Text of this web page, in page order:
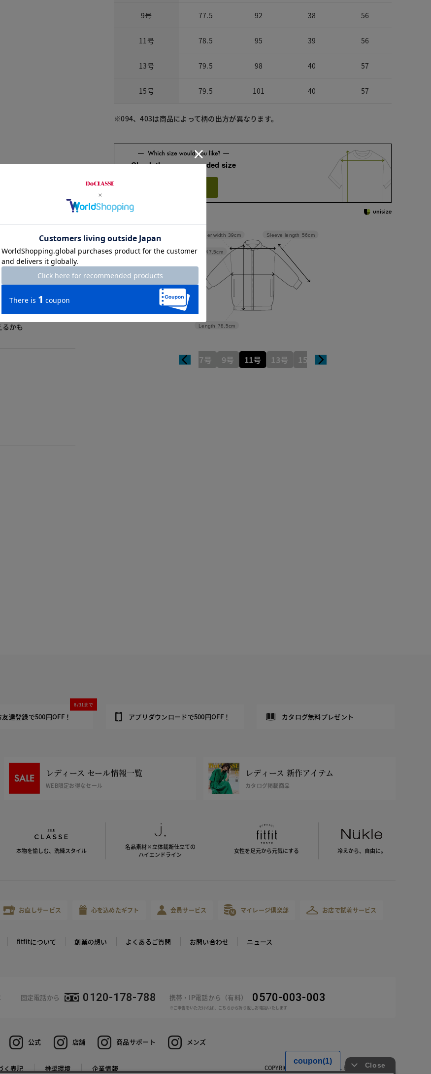
かも
9号 77.5 92 38 56
11号 78.5 95 39 56
13号 79.5 98 40 57
15号 79.5 101 40 57
※094、403は商品によって柄の出方が異なります。
Check the recommended size
Sleeve length 56cm
Length 78.5cm
Width 47.5cm
Shoulder width 39cm
7号 9号 11号 13号 15号
達登録で500円OFF！
8/31まで
アプリダウンロードで500円OFF！ カタログ無料プレゼント
レディース セール情報一覧
WEB限定お得なセール
レディース 新作アイテム
カタログ掲載商品
本物を愉しむ、洗練スタイル
名品素材×立体裁断仕立ての
ハイエンドライン
女性を足元から元気にする 冷えから、 自由に。
お直しサービス 心を込めたギフト 会員サービス マイレージ倶楽部 お店で試着サービス
fitfitについて 創業の想い よくあるご質問 お問い合わせ ニュース
固定電話から 0120-178-788 携帯・IP電話から（有料） 0570-003-003
※ご申告をいただければ、こちらから折り返しお電話いたします
公式 店舗 商品サポート メンズ
く表記 推奨環境 企業情報 COPYRIGHT © DoCLASSE ALL RIGHTS RESERVED.